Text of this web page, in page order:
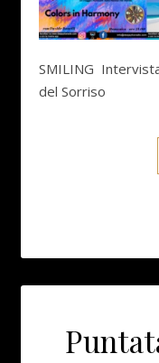
SMILING Intervista a Gabriele Sagone – L’Ukulele
del Sorriso